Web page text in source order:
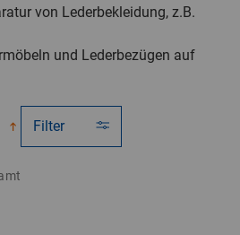
von Lederbekleidung, z.B.
und Lederbezügen auf
Filter